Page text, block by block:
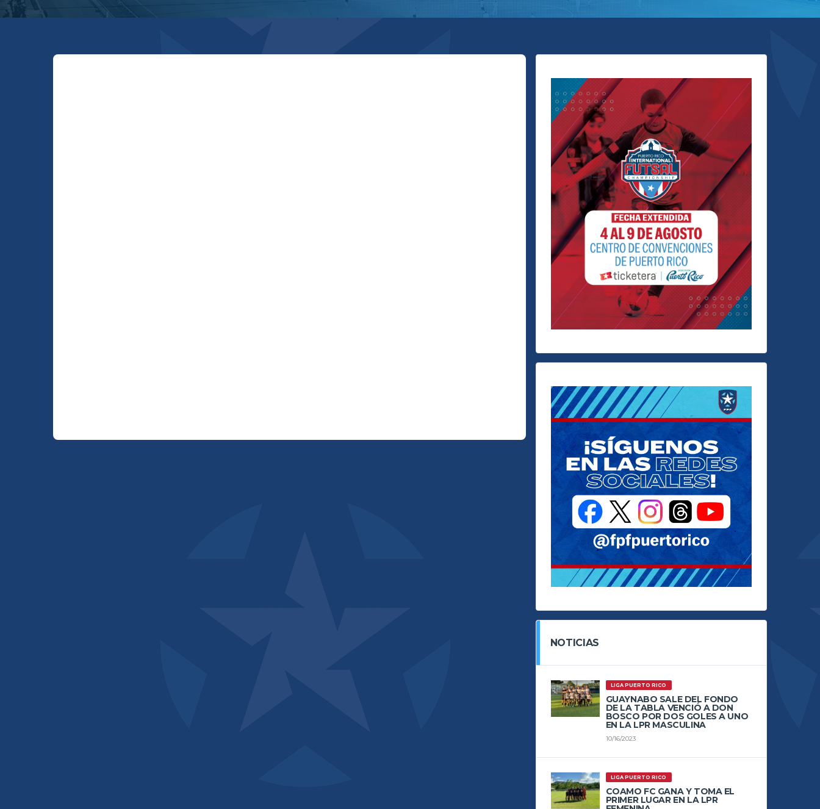
NOTICIAS
LIGA PUERTO RICO
GUAYNABO SALE DEL FONDO
DE LA TABLA VENCIÓ A DON
BOSCO POR DOS GOLES A UNO
EN LA LPR MASCULINA
10/16/2023
LIGA PUERTO RICO
COAMO FC GANA Y TOMA EL
PRIMER LUGAR EN LA LPR